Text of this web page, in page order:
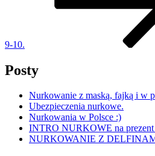
9-10.
Posty
Nurkowanie z maską, fajką i w
Ubezpieczenia nurkowe.
Nurkowania w Polsce :)
INTRO NURKOWE na
NURKOWANIE Z